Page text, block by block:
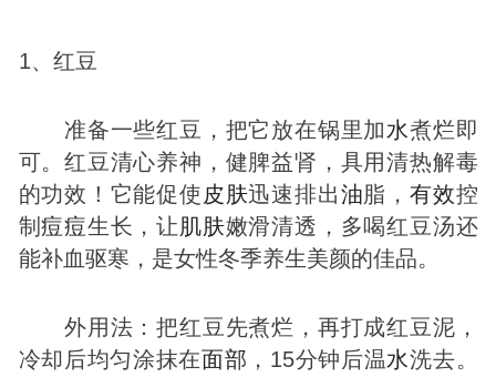
1、红豆
准备一些红豆，把它放在锅里加水煮烂即
可。红豆清心养神，健脾益肾，具用清热解毒
的功效！它能促使 皮肤迅速排出油脂， 有效控
制痘痘生长，让肌肤嫩滑清透，多喝红豆汤还
能补血驱寒，是女性冬季养生美颜的佳品。
外用法：把红豆先煮烂，再打成红豆泥，
冷却后均匀涂抹在面部 ，15分钟后温水洗去。